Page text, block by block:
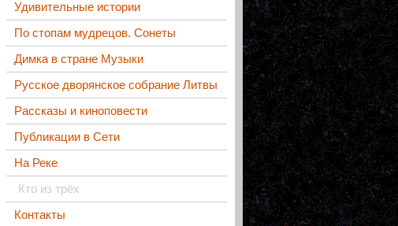
Удивительные истории
По стопам мудрецов. Сонеты
Димка в стране Музыки
Русское дворянское собрание Литвы
Рассказы и киноповести
Публикации в Сети
На Реке
Кто из трёх
Контакты